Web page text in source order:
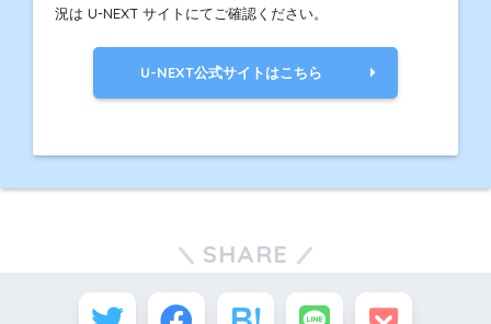
況は U-NEXT サイトにてご確認ください。
U-NEXT公式サイトはこちら
SHARE